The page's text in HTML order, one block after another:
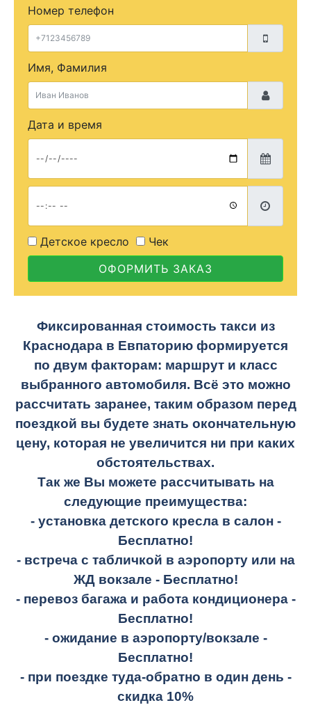
Номер телефон
Имя, Фамилия
Дата и время
Детское кресло
Чек
ОФОРМИТЬ ЗАКАЗ
Фиксированная стоимость такси из
Краснодара в Евпаторию формируется
по двум факторам: маршрут и класс
выбранного автомобиля. Всё это можно
рассчитать заранее, таким образом перед
поездкой вы будете знать окончательную
цену, которая не увеличится ни при каких
обстоятельствах.
Так же Вы можете рассчитывать на
следующие преимущества:
- установка детского кресла в салон -
Бесплатно!
- встреча с табличкой в аэропорту или на
ЖД вокзале - Бесплатно!
- перевоз багажа и работа кондиционера -
Бесплатно!
- ожидание в аэропорту/вокзале -
Бесплатно!
- при поездке туда-обратно в один день -
скидка 10%